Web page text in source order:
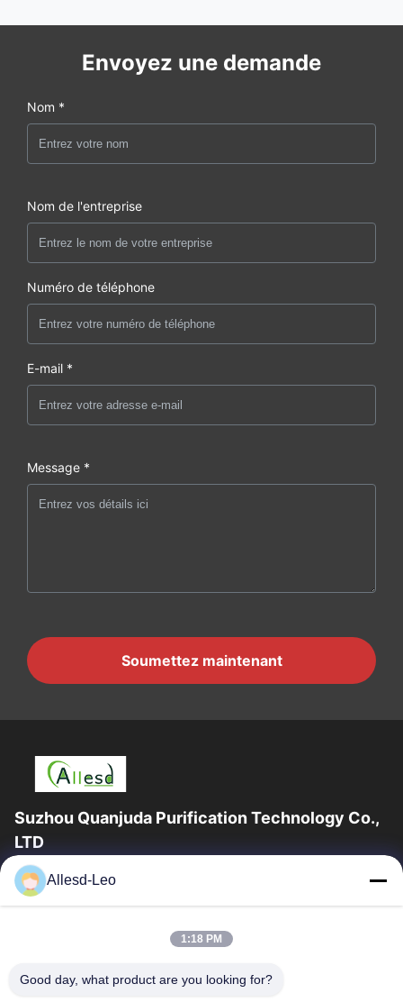
Envoyez une demande
Nom *
Nom de l'entreprise
Numéro de téléphone
E-mail *
Message *
Soumettez maintenant
Suzhou Quanjuda Purification Technology Co.,
LTD
l'expérience 16years, en tant que principaux fabricant et
exportateur d'ESD et produits de Cleanroom, nous offrons un
Maison
Des Produits
Allesd-Leo
1:18 PM
Good day, what product are you looking for?